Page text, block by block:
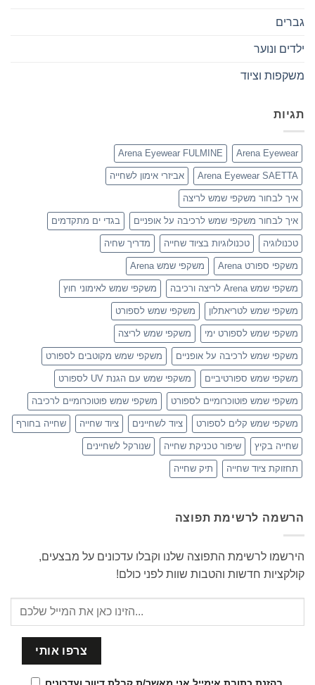
גברים
ילדים ונוער
משקפות וציוד
תגיות
Arena Eyewear
Arena Eyewear FULMINE
Arena Eyewear SAETTA אביזרי אימון לשחייה
איך לבחור משקפי שמש לריצה
איך לבחור משקפי שמש לרכיבה על אופניים בגדי ים מתקדמים
טכנולוגיה טכנולוגיות בציוד שחייה מדריך שחיה
משקפי ספורט Arena משקפי שמש Arena
משקפי שמש Arena לריצה ורכיבה משקפי שמש לאימוני חוץ
משקפי שמש לטריאתלון משקפי שמש לספורט
משקפי שמש לספורט ימי משקפי שמש לריצה
משקפי שמש לרכיבה על אופניים משקפי שמש מקוטבים לספורט
משקפי שמש ספורטיביים משקפי שמש עם הגנת UV לספורט
משקפי שמש פוטוכרומיים לספורט משקפי שמש פוטוכרומיים לרכיבה
משקפי שמש קלים לספורט ציוד לשחיינים ציוד שחייה שחייה בחורף
שחייה בקיץ שיפור טכניקת שחייה שנורקל לשחיינים
תחזוקת ציוד שחייה תיק שחייה
הרשמה לרשימת תפוצה
הירשמו לרשימת התפוצה שלנו וקבלו עדכונים על מבצעים,
קולקציות חדשות והטבות שוות לפני כולם!